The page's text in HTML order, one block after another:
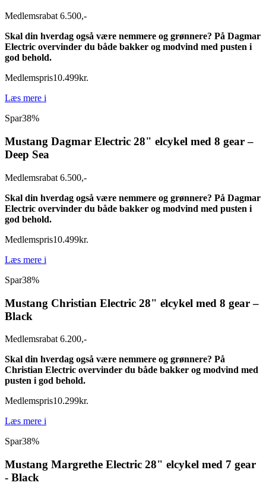
Medlemsrabat 6.500,-
Skal din hverdag også være nemmere og grønnere? På Dagmar
Electric overvinder du både bakker og modvind med pusten i
god behold.
Medlemspris10.499kr.
Læs mere i
Spar38%
Mustang Dagmar Electric 28" elcykel med 8 gear –
Deep Sea
Medlemsrabat 6.500,-
Skal din hverdag også være nemmere og grønnere? På Dagmar
Electric overvinder du både bakker og modvind med pusten i
god behold.
Medlemspris10.499kr.
Læs mere i
Spar38%
Mustang Christian Electric 28" elcykel med 8 gear –
Black
Medlemsrabat 6.200,-
Skal din hverdag også være nemmere og grønnere? På
Christian Electric overvinder du både bakker og modvind med
pusten i god behold.
Medlemspris10.299kr.
Læs mere i
Spar38%
Mustang Margrethe Electric 28" elcykel med 7 gear
- Black